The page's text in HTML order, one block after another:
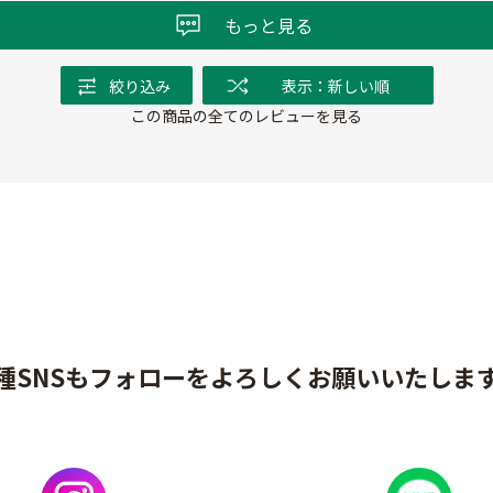
もっと見る
絞り込み
表示：新しい順
この商品の全てのレビューを見る
SNSもフォローをよろしくお願いいたしま